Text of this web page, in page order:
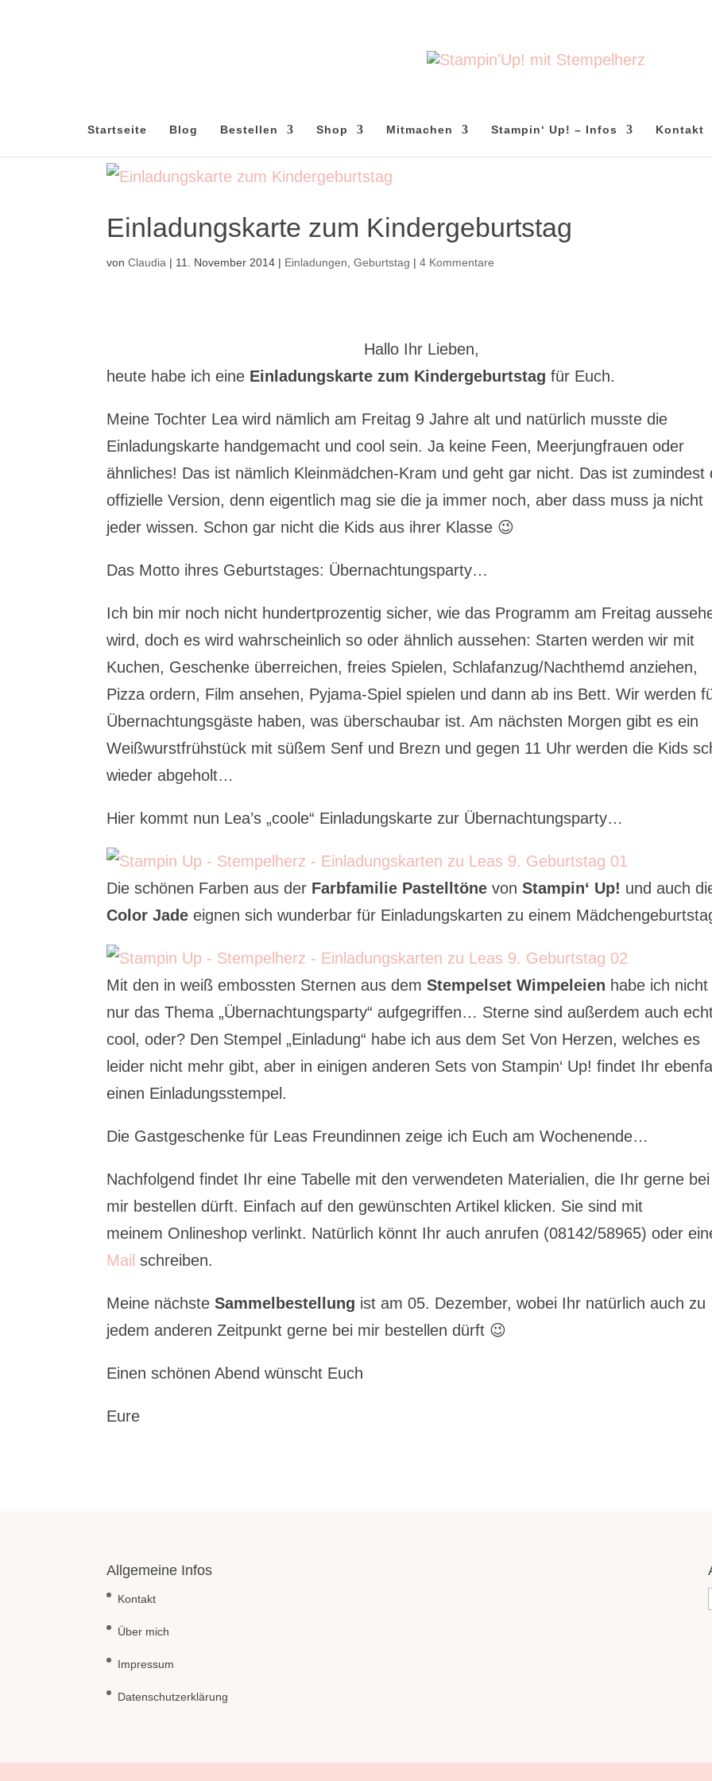
Startseite Blog Bestellen Shop Mitmachen Stampin‘ Up! – Infos Kontakt
Einladungskarte zum Kindergeburtstag
vonClaudia | 11. November 2014 | Einladungen ,Geburtstag |4 Kommentare
Hallo Ihr Lieben,
heute habe ich eine Einladungskarte zum Kindergeburtstag für Euch.
Meine Tochter Lea wird nämlich am Freitag 9 Jahre alt und natürlich musste die
Einladungskarte handgemacht und cool sein. Ja keine Feen, Meerjungfrauen oder
ähnliches! Das ist nämlich Kleinmädchen-Kram und geht gar nicht. Das ist zumindest
offizielle Version, denn eigentlich mag sie die ja immer noch, aber dass muss ja nicht
jeder wissen. Schon gar nicht die Kids aus ihrer Klasse 😉
Das Motto ihres Geburtstages: Übernachtungsparty…
Ich bin mir noch nicht hundertprozentig sicher, wie das Programm am Freitag
wird, doch es wird wahrscheinlich so oder ähnlich aussehen: Starten werden wir mit
Kuchen, Geschenke überreichen, freies Spielen, Schlafanzug/Nachthemd anziehen,
Pizza ordern, Film ansehen, Pyjama-Spiel spielen und dann ab ins Bett. Wir werden
Übernachtungsgäste haben, was überschaubar ist. Am nächsten Morgen gibt es ein
Weißwurstfrühstück mit süßem Senf und Brezn und gegen 11 Uhr werden die Kids
wieder abgeholt…
Hier kommt nun Lea’s „coole“ Einladungskarte zur Übernachtungsparty…
Die schönen Farben aus der Farbfamilie Pastelltöne vonStampin‘ Up! und auch
Color Jade eignen sich wunderbar für Einladungskarten zu einem
Mit den in weiß embossten Sternen aus demStempelset Wimpeleien habe ich nicht
nur das Thema „Übernachtungsparty“ aufgegriffen… Sterne sind außerdem auch
cool, oder? Den Stempel „Einladung“ habe ich aus dem Set Von Herzen, welches es
leider nicht mehr gibt, aber in einigen anderen Sets von Stampin‘ Up! findet Ihr
einen Einladungsstempel.
Die Gastgeschenke für Leas Freundinnen zeige ich Euch am Wochenende…
Nachfolgend findet Ihr eine Tabelle mit den verwendeten Materialien, die Ihr gerne bei
mir bestellen dürft. Einfach auf den gewünschten Artikel klicken. Sie sind mit
meinem Onlineshop verlinkt. Natürlich könnt Ihr auch anrufen (08142/58965) oder
Mail schreiben.
Meine nächsteSammelbestellung ist am 05. Dezember, wobei Ihr natürlich auch zu
jedem anderen Zeitpunkt gerne bei mir bestellen dürft 😉
Einen schönen Abend wünscht Euch
Eure
Allgemeine Infos
Kontakt
Über mich
Impressum
Datenschutzerklärung